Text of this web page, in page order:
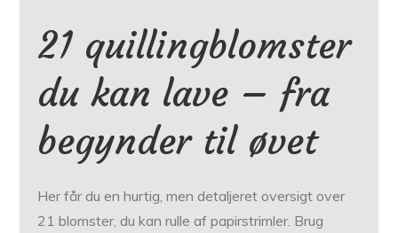
21 quillingblomster
du kan lave – fra
begynder til øvet
Her får du en hurtig, men detaljeret oversigt over
21 blomster, du kan rulle af papirstrimler. Brug